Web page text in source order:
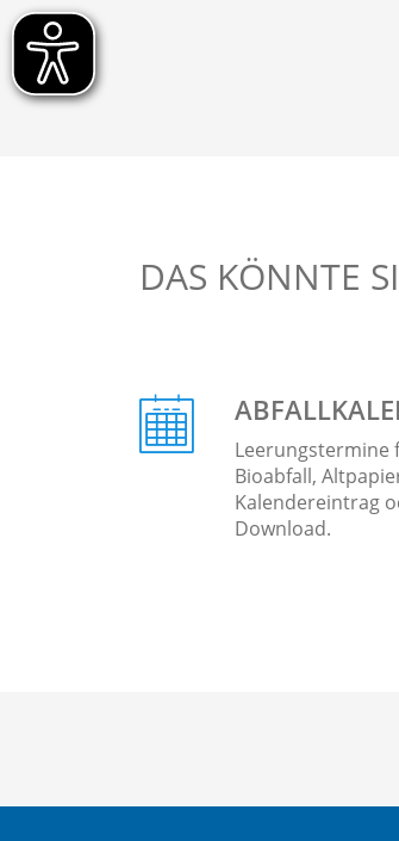
DAS KÖNNTE
Leerungstermine
Bioabfall,
Kalendereintrag
Download.